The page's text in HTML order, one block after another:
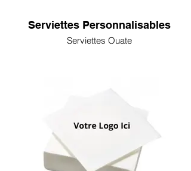
Serviettes Personnalisables
Serviettes Ouate